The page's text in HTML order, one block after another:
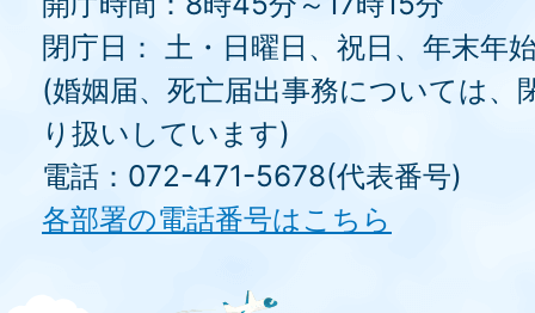
閉庁日： 土・日曜日、祝日、年末年
(婚姻届、死亡届出事務については、
り扱いしています)
電話：072-471-5678(代表番号)
各部署の電話番号はこちら